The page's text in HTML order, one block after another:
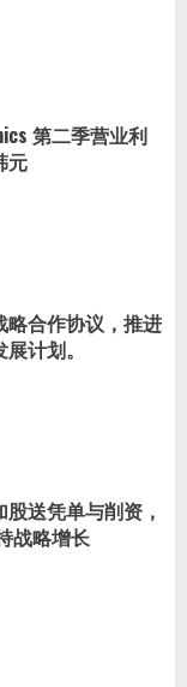
第二季营业利
元
略合作协议，推进
计划。
股送凭单与削资，
战略增长